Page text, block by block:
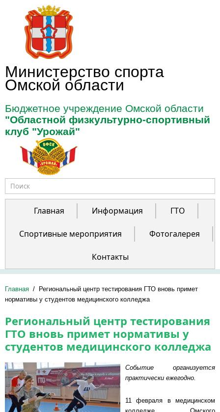
Перейти к основному содержанию
Министерство спорта
Омской области
Бюджетное учреждение Омской области
"Областной физкультурно-спортивный
клуб "Урожай"
Форма поиска
Главная
Информация ГТО
Спортивные мероприятия Фотогалерея
Контакты
Главная /
Региональный центр тестирования ГТО вновь примет
нормативы у студентов медицинского колледжа
Региональный центр тестирования
ГТО вновь примет нормативы у
студентов медицинского колледжа
Событие организуется
практически ежегодно.
11 февраля в медицинском